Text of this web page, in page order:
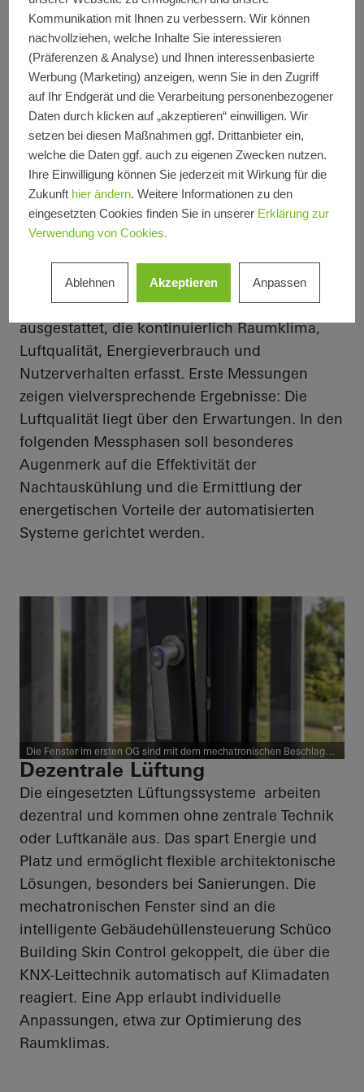
Drei Lüftungsvarianten unter
einem Dach
Im Gebäude werden drei Lüftungssysteme
geschossweise unter realen Bedingungen
getestet: klassische Fensterlüftung mit Schüco
AWS 75.SI, mechatronisch gesteuerte Fenster
mitTipTronic SimplySmartund das
fensterintegrierte System
mit Wärmerückgewinnung. Zur
wissenschaftlichen Auswertung ist das
Gebäude umfassend mit Sensorik
ausgestattet, die kontinuierlich Raumklima,
Luftqualität, Energieverbrauch und
Nutzerverhalten erfasst. Erste Messungen
zeigen vielversprechende Ergebnisse: Die
Luftqualität liegt über den Erwartungen. In den
folgenden Messphasen soll besonderes
Augenmerk auf die Effektivität der
Nachtauskühlung und die Ermittlung der
energetischen Vorteile der automatisierten
Systeme gerichtet werden.
Die Fenster im ersten OG sind mit dem mechatronischen Beschlag
Schüco TipTronic SimplySmart ausgestattet und können über die
Gebäudeleittechnik oder per App gesteuert werden.
Dezentrale Lüftung
Die eingesetzten Lüftungssysteme arbeiten
dezentral und kommen ohne zentrale Technik
oder Luftkanäle aus. Das spart Energie und
Platz und ermöglicht flexible architektonische
Lösungen, besonders bei Sanierungen. Die
mechatronischen Fenster sind an die
intelligente Gebäudehüllensteuerung Schüco
Building Skin Control gekoppelt, die über die
KNX-Leittechnik automatisch auf Klimadaten
reagiert. Eine App erlaubt individuelle
Anpassungen, etwa zur Optimierung des
Raumklimas.
Kommunikation mit Ihnen zu verbessern. Wir können
nachvollziehen, welche Inhalte Sie interessieren
(Präferenzen & Analyse) und Ihnen interessenbasierte
Werbung (Marketing) anzeigen, wenn Sie in den Zugriff
auf Ihr Endgerät und die Verarbeitung personenbezogener
Daten durch klicken auf „akzeptieren“ einwilligen. Wir
setzen bei diesen Maßnahmen ggf. Drittanbieter ein,
welche die Daten ggf. auch zu eigenen Zwecken nutzen.
Ihre Einwilligung können Sie jederzeit mit Wirkung für die
Zukunft hier ändern. Weitere Informationen zu den
eingesetzten Cookies finden Sie in unserer Erklärung zur
Verwendung von Cookies.
Ablehnen Akzeptieren Anpassen